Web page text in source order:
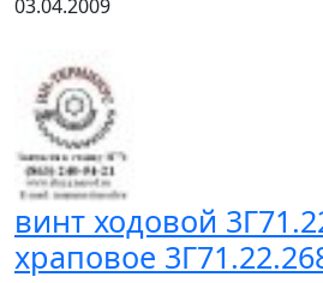
03.04.2009
винт ходовой
храповое